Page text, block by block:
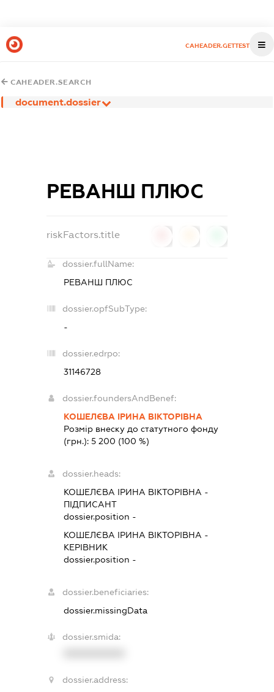
CAHEADER.GETTEST
CAHEADER.SEARCH
document.dossier
РЕВАНШ ПЛЮС
riskFactors.title
dossier.fullName:
РЕВАНШ ПЛЮС
dossier.opfSubType:
-
dossier.edrpo:
31146728
dossier.foundersAndBenef:
КОШЕЛЄВА ІРИНА ВІКТОРІВНА
Розмір внеску до статутного фонду
(грн.):5 200 (100 %)
dossier.heads:
КОШЕЛЄВА ІРИНА ВІКТОРІВНА -
ПІДПИСАНТ
dossier.position -
КОШЕЛЄВА ІРИНА ВІКТОРІВНА -
КЕРІВНИК
dossier.position -
dossier.beneficiaries:
dossier.missingData
dossier.smida:
dossier.address: